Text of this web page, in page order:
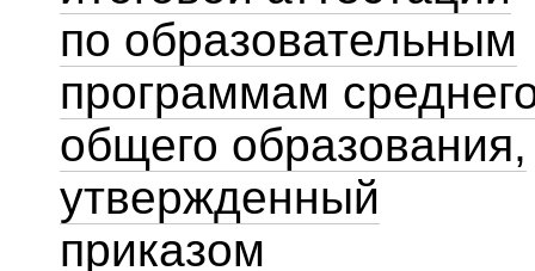
по образовательным
программам
общего образования,
утвержденный
приказом